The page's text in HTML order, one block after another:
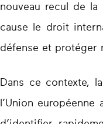
nouveau recul de
cause le droit
défense et protéger
Dans ce contexte,
l’Union